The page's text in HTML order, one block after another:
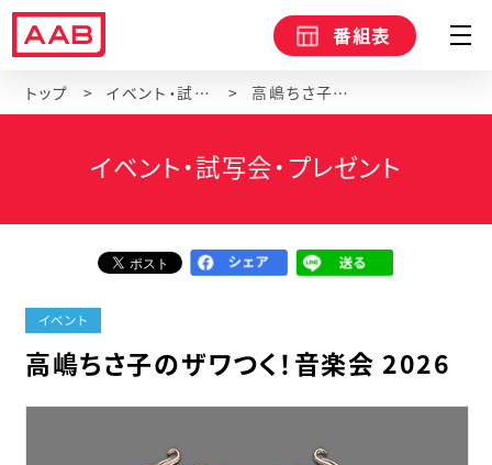
番組表
トップ イベント・試写会・プレゼント 高嶋ちさ子のザワつく！音楽会 2026
イベント・試写会・プレゼント
イベント
高嶋ちさ子のザワつく！音楽会 2026